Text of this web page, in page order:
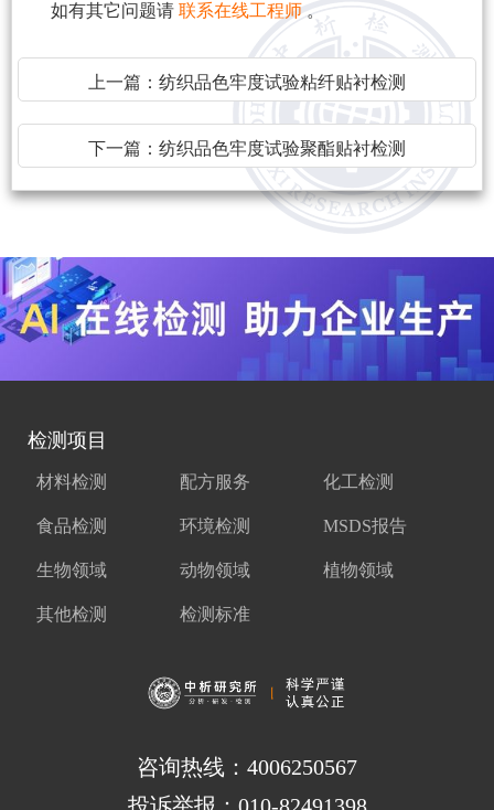
如有其它问题请 联系在线工程师 。
上一篇： 纺织品色牢度试验粘纤贴衬检测
下一篇： 纺织品色牢度试验聚酯贴衬检测
检测项目
材料检测 配方服务 化工检测
食品检测 环境检测 MSDS报告
生物领域 动物领域 植物领域
其他检测 检测标准
咨询热线：4006250567
投诉举报：010-82491398